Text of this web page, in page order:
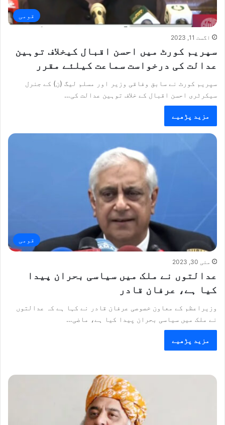
قومی
اگست 11, 2023
سپریم کورٹ میں احسن اقبال کیخلاف توہین
عدالت کی درخواست سماعت کیلئے مقرر
سپریم کورٹ نے سابق وفاقی وزیر اور مسلم لیگ (ن) کے جنرل
سیکرٹری احسن اقبال کے خلاف توہین عدالت کی…
مزید پڑھیے
قومی
مئی 30, 2023
عدالتوں نے ملک میں سیاسی بحران پیدا
کیا ہے، عرفان قادر
وزیراعظم کے معاون خصوصی عرفان قادر نے کہا ہے کہ عدالتوں
نے ملک میں سیاسی بحران پیدا کیا ہے، ماضی…
مزید پڑھیے